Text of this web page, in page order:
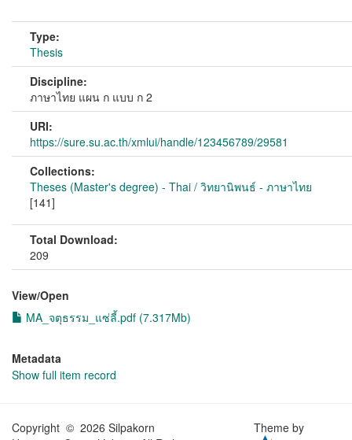
Type:
Thesis
Discipline:
ภาษาไทย แผน ก แบบ ก 2
URI:
https://sure.su.ac.th/xmlui/handle/123456789/29581
Collections:
Theses (Master's degree) - Thai / วิทยานิพนธ์ - ภาษาไทย
[141]
Total Download:
209
View/Open
MA_จตุธรรม_แซ่ลี้.pdf (7.317Mb)
Metadata
Show full item record
Copyright © 2026 Silpakorn
Theme by